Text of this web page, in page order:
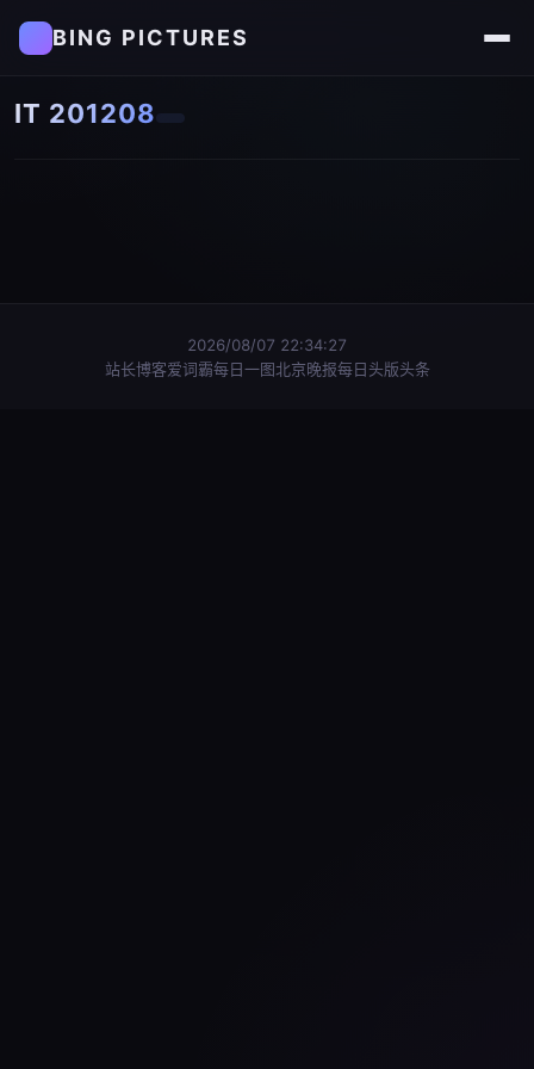
BING PICTURES
IT 201208
2026/08/07 22:34:27
站长博客爱词霸每日一图北京晚报每日头版头条